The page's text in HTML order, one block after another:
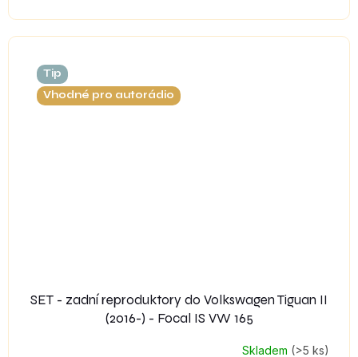
Tip
Vhodné pro autorádio
SET - zadní reproduktory do Volkswagen Tiguan II
(2016-) - Focal IS VW 165
Skladem (>5 ks)